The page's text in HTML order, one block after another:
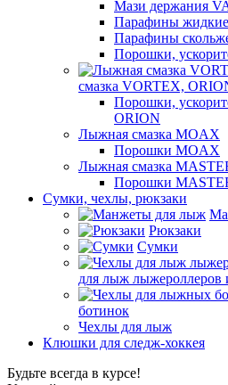
Мази держания
Парафины
Парафины
Порошки,
смазка VORTEX,
Порошки,
ORION
Лыжная смазка MOAX
Порошки MOAX
Лыжная смазка
Порошки
Сумки, чехлы, рюкзаки
Рюкзаки
Сумки
для лыж лыжероллеров
ботинок
Чехлы для лыж
Клюшки для следж-хоккея
Будьте всегда в курсе!